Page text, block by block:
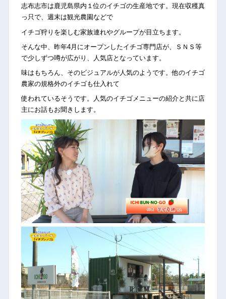
志布志市は鹿児島県内１位のイチゴの生産地です。現在収穫真
っ只で、週末は観光農園などで
イチゴ狩りを楽しむ家族連れやグループが目立ちます。
そんな中、昨年4月にオープンしたイチゴ専門店が、ＳＮＳ等
で少しずつ噂が広がり、人気店となっています。
味はもちろん、そのビジュアルが人気のようです。他のイチゴ
農家の規格外のイチゴも仕入れて
使われているそうです。人気のイチゴメニューの紹介と共に店
主にお話もお聞きします。